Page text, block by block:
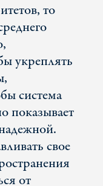
то
укреплять
система
показывает
свое
от